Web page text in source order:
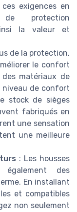
exigences en
protection
la valeur et
de la protection,
le confort
matériaux de
de confort
stock de sièges
fabriqués en
une sensation
une meilleure
: Les housses
des
En installant
et compatibles
non seulement